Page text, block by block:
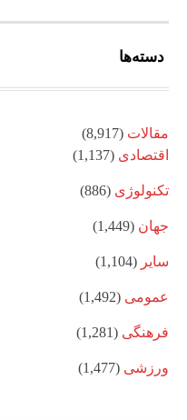
دسته‌ها
مقالات (8,917)
اقتصادی (1,137)
تکنولوژی (886)
جهان (1,449)
سایر (1,104)
عمومی (1,492)
فرهنگی (1,281)
ورزشی (1,477)